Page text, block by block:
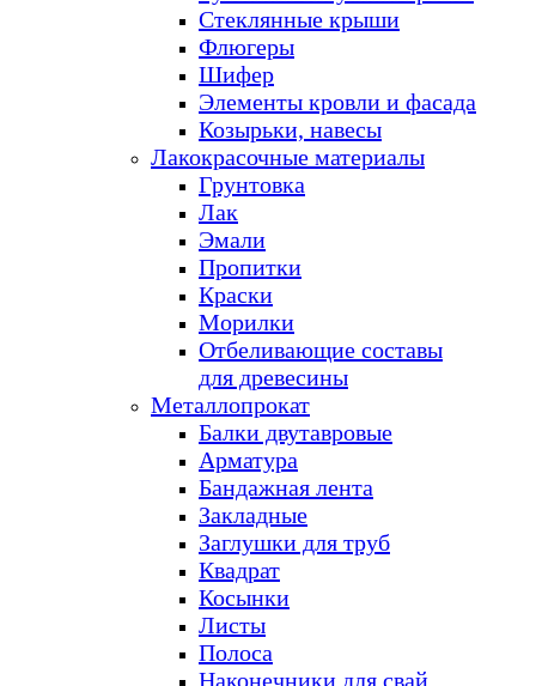
Стеклянные крыши
Флюгеры
Шифер
Элементы кровли и фасада
Козырьки, навесы
Лакокрасочные материалы
Грунтовка
Лак
Эмали
Пропитки
Краски
Морилки
Отбеливающие составы
для древесины
Металлопрокат
Балки двутавровые
Арматура
Бандажная лента
Закладные
Заглушки для труб
Квадрат
Косынки
Листы
Полоса
Наконечники для свай